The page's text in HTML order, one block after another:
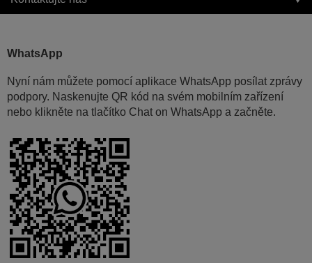
WhatsApp
Nyní nám můžete pomocí aplikace WhatsApp posílat zprávy
podpory. Naskenujte QR kód na svém mobilním zařízení
nebo klikněte na tlačítko Chat on WhatsApp a začněte.